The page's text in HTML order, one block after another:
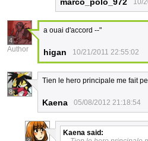
10/
4
Author
a ouai d'accord --"
higan 10/21/2011 22:55:02
8
Tien le hero principale me fait
Kaena 05/08/2012 21:18:54
Kaena said: